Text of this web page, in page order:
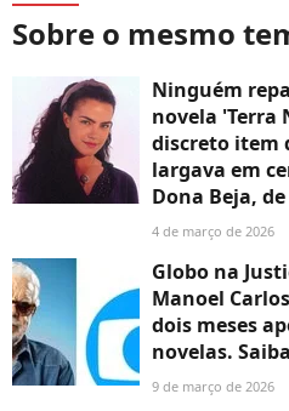
Sobre o mesmo
Ninguém
novela 'Terra
discreto item
largava em
Dona Beja,
4 de março de 2026
Globo na
Manoel
dois meses
novelas.
9 de março de 2026